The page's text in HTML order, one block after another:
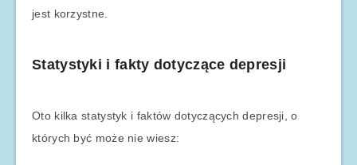
jest korzystne.
Statystyki i fakty dotyczące depresji
Oto kilka statystyk i faktów dotyczących depresji, o
których być może nie wiesz: